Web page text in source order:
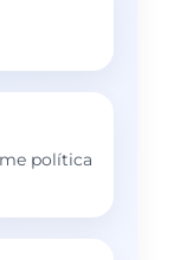
política